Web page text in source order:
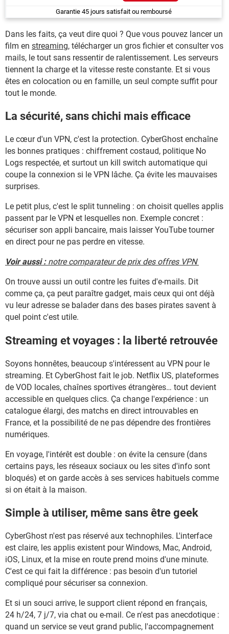
Garantie 45 jours satisfait ou remboursé
Dans les faits, ça veut dire quoi ? Que vous pouvez lancer un
film en streaming, télécharger un gros fichier et consulter vos
mails, le tout sans ressentir de ralentissement. Les serveurs
tiennent la charge et la vitesse reste constante. Et si vous
êtes en colocation ou en famille, un seul compte suffit pour
tout le monde.
La sécurité, sans chichi mais efficace
Le cœur d'un VPN, c'est la protection. CyberGhost enchaîne
les bonnes pratiques : chiffrement costaud, politique No
Logs respectée, et surtout un kill switch automatique qui
coupe la connexion si le VPN lâche. Ça évite les mauvaises
surprises.
Le petit plus, c'est le split tunneling : on choisit quelles applis
passent par le VPN et lesquelles non. Exemple concret :
sécuriser son appli bancaire, mais laisser YouTube tourner
en direct pour ne pas perdre en vitesse.
Voir aussi : notre comparateur de prix des offres VPN
On trouve aussi un outil contre les fuites d'e-mails. Dit
comme ça, ça peut paraître gadget, mais ceux qui ont déjà
vu leur adresse se balader dans des bases pirates savent à
quel point c'est utile.
Streaming et voyages : la liberté retrouvée
Soyons honnêtes, beaucoup s'intéressent au VPN pour le
streaming. Et CyberGhost fait le job. Netflix US, plateformes
de VOD locales, chaînes sportives étrangères… tout devient
accessible en quelques clics. Ça change l'expérience : un
catalogue élargi, des matchs en direct introuvables en
France, et la possibilité de ne pas dépendre des frontières
numériques.
En voyage, l'intérêt est double : on évite la censure (dans
certains pays, les réseaux sociaux ou les sites d'info sont
bloqués) et on garde accès à ses services habituels comme
si on était à la maison.
Simple à utiliser, même sans être geek
CyberGhost n'est pas réservé aux technophiles. L'interface
est claire, les applis existent pour Windows, Mac, Android,
iOS, Linux, et la mise en route prend moins d'une minute.
C'est ce qui fait la différence : pas besoin d'un tutoriel
compliqué pour sécuriser sa connexion.
Et si un souci arrive, le support client répond en français,
24 h/24, 7 j/7, via chat ou e-mail. Ce n'est pas anecdotique :
quand un service se veut grand public, l'accompagnement